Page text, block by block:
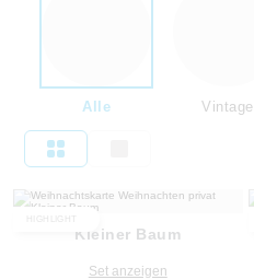
Alle Vintage
Kleiner Baum
Set anzeigen